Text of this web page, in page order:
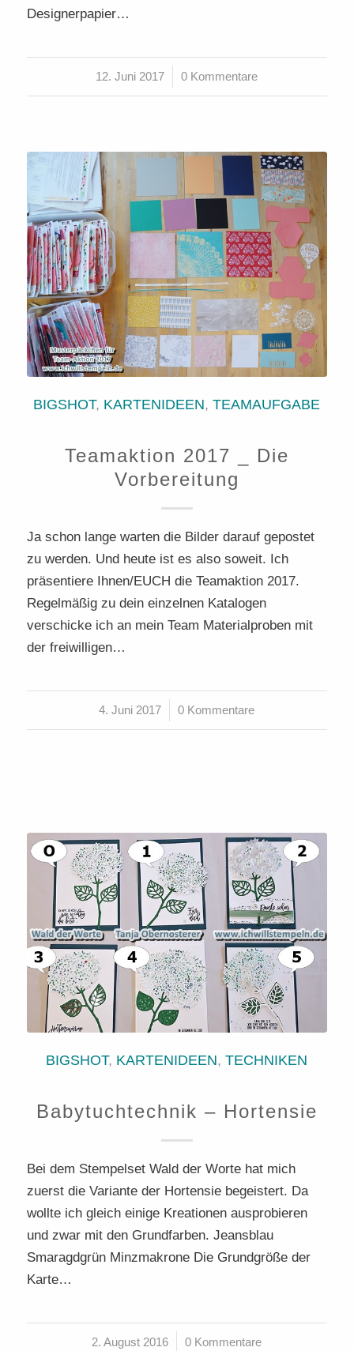
Designerpapier…
12. Juni 2017
/ 0 Kommentare
BIGSHOT, KARTENIDEEN,TEAMAUFGABE
Teamaktion 2017 _ Die
Vorbereitung
Ja schon lange warten die Bilder darauf gepostet
zu werden. Und heute ist es also soweit. Ich
präsentiere Ihnen/EUCH die Teamaktion 2017.
Regelmäßig zu dein einzelnen Katalogen
verschicke ich an mein Team Materialproben mit
der freiwilligen…
4. Juni 2017
/ 0 Kommentare
BIGSHOT, KARTENIDEEN,TECHNIKEN
Babytuchtechnik – Hortensie
Bei dem Stempelset Wald der Worte hat mich
zuerst die Variante der Hortensie begeistert. Da
wollte ich gleich einige Kreationen ausprobieren
und zwar mit den Grundfarben. Jeansblau
Smaragdgrün Minzmakrone Die Grundgröße der
Karte…
2. August 2016
/ 0 Kommentare